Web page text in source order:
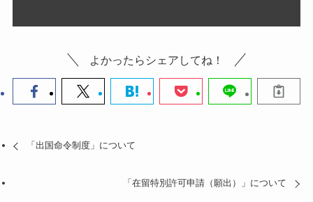
よかったらシェアしてね！
「出国命令制度」について
「在留特別許可申請（願出）」について